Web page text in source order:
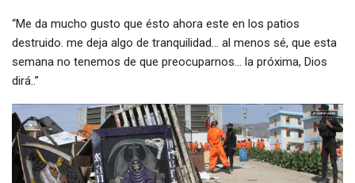
“Me da mucho gusto que ésto ahora este en los patios
destruido. me deja algo de tranquilidad… al menos sé, que esta
semana no tenemos de que preocuparnos… la próxima, Dios
dirá..”